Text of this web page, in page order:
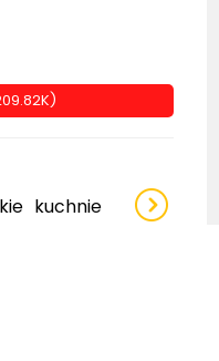
kuchnie